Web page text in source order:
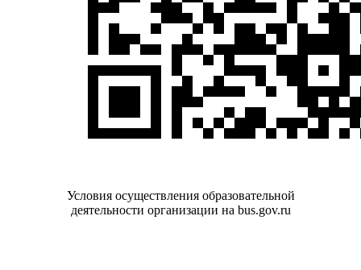
Условия осуществления образовательной
деятельности организации на bus.gov.ru